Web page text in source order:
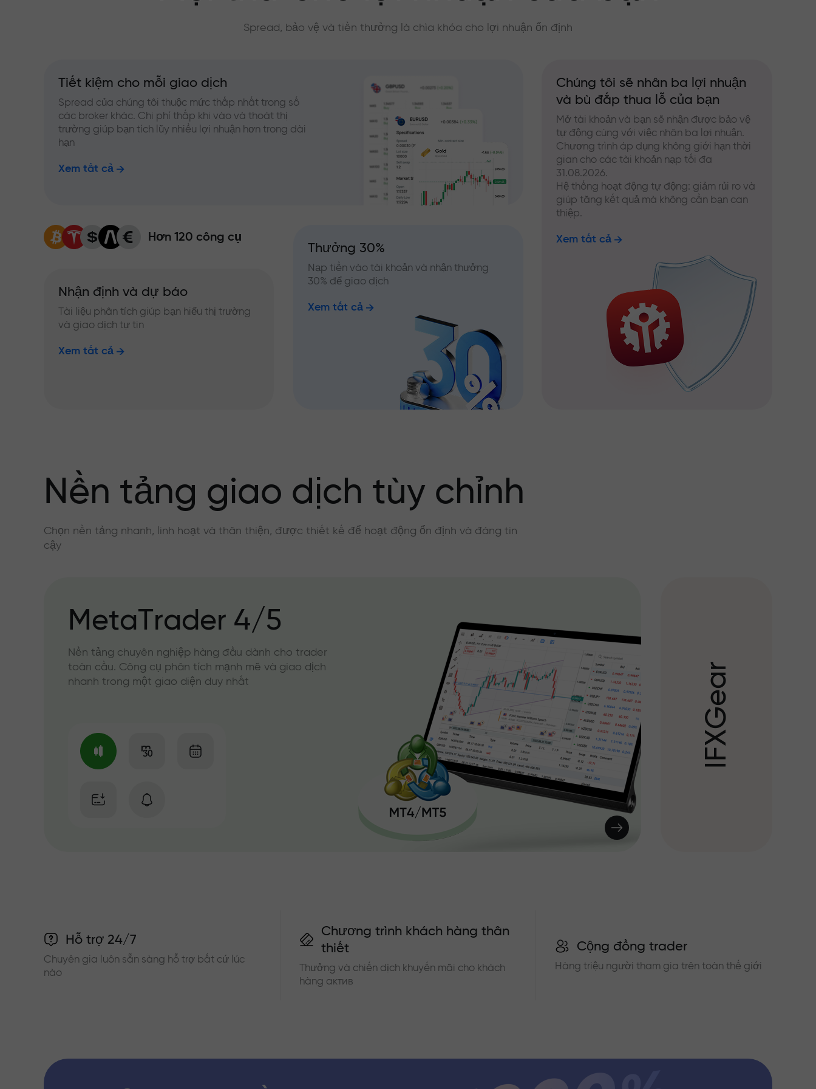
Spread, bảo vệ và tiền thưởng là chìa khóa cho lợi nhuận ổn định
Tiết kiệm cho mỗi giao dịch
Spread của chúng tôi thuộc mức thấp nhất trong số
các broker khác. Chi phí thấp khi vào và thoát thị
trường giúp bạn tích lũy nhiều lợi nhuận hơn trong dài
hạn
Xem tất cả
Hơn 120 công cụ
Nhận định và dự báo
Tài liệu phân tích giúp bạn hiểu thị trường
và giao dịch tự tin
Xem tất cả
Thưởng 30%
Nạp tiền vào tài khoản và nhận thưởng
30% để giao dịch
Xem tất cả
Chúng tôi sẽ nhân ba lợi nhuận
và bù đắp thua lỗ của bạn
Mở tài khoản và bạn sẽ nhận được bảo vệ
tự động cùng với việc nhân ba lợi nhuận.
Chương trình áp dụng không giới hạn thời
gian cho các tài khoản nạp tối đa
31.08.2026.
Hệ thống hoạt động tự động: giảm rủi ro và
giúp tăng kết quả mà không cần bạn can
thiệp.
Xem tất cả
Nền tảng giao dịch tùy chỉnh
Chọn nền tảng nhanh, linh hoạt và thân thiện, được thiết kế để hoạt động ổn định và đáng tin
cậy
MetaTrader 4/5
Nền tảng chuyên nghiệp hàng đầu dành cho trader
toàn cầu. Công cụ phân tích mạnh mẽ và giao dịch
nhanh trong một giao diện duy nhất
I
F
X
G
e
a
r
Hỗ trợ 24/7
Chuyên gia luôn sẵn sàng hỗ trợ bất cứ lúc
nào
Chương trình khách hàng thân
thiết
Thưởng và chiến dịch khuyến mãi cho khách
hàng актив
Cộng đồng trader
Hàng triệu người tham gia trên toàn thế giới